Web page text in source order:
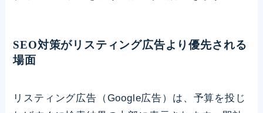
SEO対策がリスティング広告より優先される
場面
リスティング広告（Google広告）は、予算を投じ